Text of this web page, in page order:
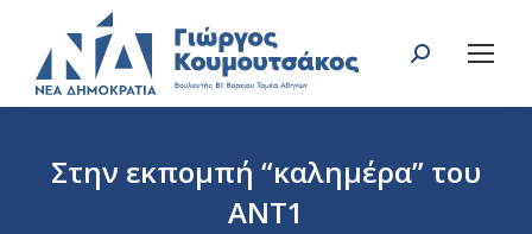
Search:
Στην εκπομπή “καλημέρα” του
ΑΝΤ1